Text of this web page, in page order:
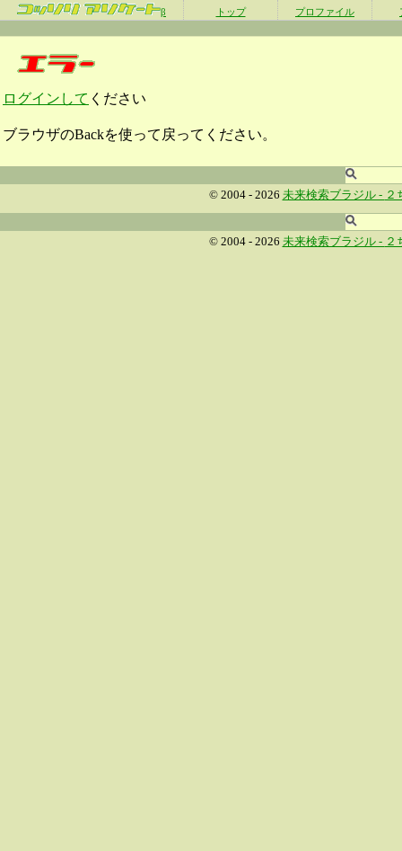
β トップ プロファイル
ログインして ください
ブラウザのBackを使って戻ってください。
© 2004 - 2026 未来検索ブラジル - ２
© 2004 - 2026 未来検索ブラジル - ２